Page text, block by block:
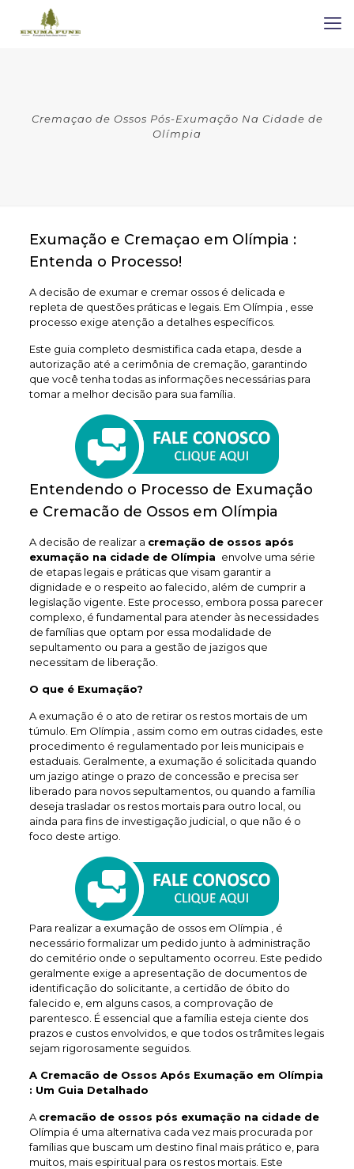
Cremaçao de Ossos Pós-Exumação Na Cidade de
Olímpia
Exumação e Cremaçao em Olímpia :
Entenda o Processo!
A decisão de exumar e cremar ossos é delicada e
repleta de questões práticas e legais. Em Olímpia , esse
processo exige atenção a detalhes específicos.
Este guia completo desmistifica cada etapa, desde a
autorização até a cerimônia de cremação, garantindo
que você tenha todas as informações necessárias para
tomar a melhor decisão para sua família.
Entendendo o Processo de Exumação
e Cremacão de Ossos em Olímpia
A decisão de realizar a cremação de ossos após
exumação na cidade de Olímpia envolve uma série
de etapas legais e práticas que visam garantir a
dignidade e o respeito ao falecido, além de cumprir a
legislação vigente. Este processo, embora possa parecer
complexo, é fundamental para atender às necessidades
de famílias que optam por essa modalidade de
sepultamento ou para a gestão de jazigos que
necessitam de liberação.
O que é Exumação?
A exumação é o ato de retirar os restos mortais de um
túmulo. Em Olímpia , assim como em outras cidades, este
procedimento é regulamentado por leis municipais e
estaduais. Geralmente, a exumação é solicitada quando
um jazigo atinge o prazo de concessão e precisa ser
liberado para novos sepultamentos, ou quando a família
deseja trasladar os restos mortais para outro local, ou
ainda para fins de investigação judicial, o que não é o
foco deste artigo.
Para realizar a exumação de ossos em Olímpia , é
necessário formalizar um pedido junto à administração
do cemitério onde o sepultamento ocorreu. Este pedido
geralmente exige a apresentação de documentos de
identificação do solicitante, a certidão de óbito do
falecido e, em alguns casos, a comprovação de
parentesco. É essencial que a família esteja ciente dos
prazos e custos envolvidos, e que todos os trâmites legais
sejam rigorosamente seguidos.
A Cremacão de Ossos Após Exumação em Olímpia
: Um Guia Detalhado
A cremacão de ossos pós exumação na cidade de
Olímpia é uma alternativa cada vez mais procurada por
famílias que buscam um destino final mais prático e, para
muitos, mais espiritual para os restos mortais. Este